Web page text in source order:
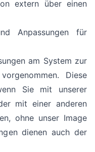
extern über einen
Anpassungen für
am System zur
Diese
Sie mit unserer
mit einer anderen
ohne unser Image
dienen auch der